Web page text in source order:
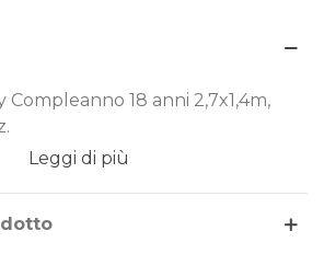
Compleanno 18 anni 2,7x1,4m,
Leggi di più